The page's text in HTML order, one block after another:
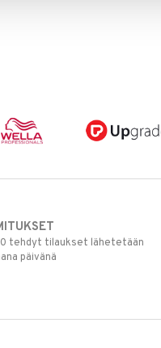
tehdyt tilaukset lähetetään
päivänä